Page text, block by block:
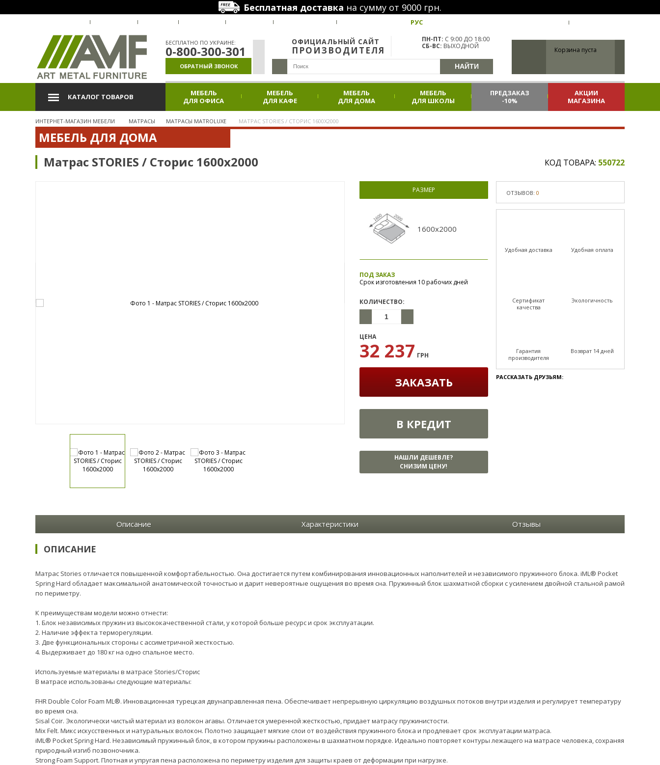
Бесплатная доставка на сумму от 9000 грн.
РУС
БЕСПЛАТНО ПО УКРАИНЕ:
0-800-300-301
ОБРАТНЫЙ ЗВОНОК
ОФИЦИАЛЬНЫЙ САЙТ
ПРОИЗВОДИТЕЛЯ
ПН-ПТ: С 9:00 ДО 18:00
СБ-ВС: ВЫХОДНОЙ Корзина пуста
КАТАЛОГ ТОВАРОВ
МЕБЕЛЬ
ДЛЯ ОФИСА
МЕБЕЛЬ
ДЛЯ КАФЕ
МЕБЕЛЬ
ДЛЯ ДОМА
МЕБЕЛЬ
ДЛЯ ШКОЛЫ
ПРЕДЗАКАЗ
-10%
АКЦИИ
МАГАЗИНА
ИНТЕРНЕТ-МАГАЗИН МЕБЕЛИ МАТРАСЫ МАТРАСЫ MATROLUXE МАТРАС STORIES / СТОРИС 1600Х2000
МЕБЕЛЬ ДЛЯ ДОМА
Матрас STORIES / Сторис 1600х2000
КОД ТОВАРА: 550722
РАЗМЕР
1600x2000
ПОД ЗАКАЗ
Срок изготовления 10 рабочих дней
КОЛИЧЕСТВО:
ЦЕНА
32 237 ГРН
ЗАКАЗАТЬ
В КРЕДИТ
НАШЛИ ДЕШЕВЛЕ?
СНИЗИМ ЦЕНУ!
ОТЗЫВОВ:0
Удобная доставка Удобная оплата
Сертификат
качества
Экологичность
Гарантия
производителя
Возврат 14 дней
РАССКАЗАТЬ ДРУЗЬЯМ:
Описание Характеристики Отзывы
ОПИСАНИЕ
Матрас Stories отличается повышенной комфортабельностью. Она достигается путем комбинирования инновационных наполнителей и независимого пружинного блока. iML® Pocket
Spring Hard обладает максимальной анатомической точностью и дарит невероятные ощущения во время сна. Пружинный блок шахматной сборки с усилением двойной стальной рамой
по периметру.
К преимуществам модели можно отнести:
1. Блок независимых пружин из высококачественной стали, у которой больше ресурс и срок эксплуатации.
2. Наличие эффекта терморегуляции.
3. Две функциональных стороны с ассиметричной жесткостью.
4. Выдерживает до 180 кг на одно спальное место.
Используемые материалы в матрасе Stories/Сторис
В матрасе использованы следующие материалы:
FHR Double Color Foam ML®. Инновационная турецкая двунаправленная пена. Обеспечивает непрерывную циркуляцию воздушных потоков внутри изделия и регулирует температуру
во время сна.
Sisal Coir. Экологически чистый материал из волокон агавы. Отличается умеренной жесткостью, придает матрасу пружинистости.
Mix Felt. Микс искусственных и натуральных волокон. Полотно защищает мягкие слои от воздействия пружинного блока и продлевает срок эксплуатации матраса.
iML® Pocket Spring Hard. Независимый пружинный блок, в котором пружины расположены в шахматном порядке. Идеально повторяет контуры лежащего на матрасе человека, сохраняя
природный изгиб позвоночника.
Strong Foam Support. Плотная и упругая пена расположена по периметру изделия для защиты краев от деформации при нагрузке.